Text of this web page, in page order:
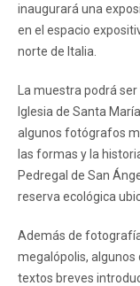
inaugurará una
en el espacio
norte de Italia.
La muestra podrá
Iglesia de Santa
algunos fotógrafos
las formas y la
Pedregal de San
reserva ecológica
Además de
megalópolis,
textos breves